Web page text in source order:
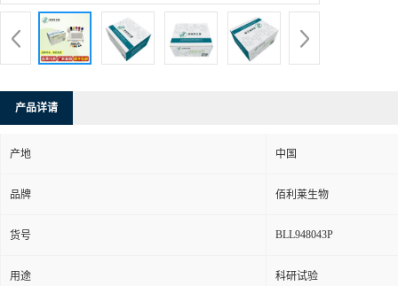
产品详请
产地 中国
品牌 佰利莱生物
货号 BLL948043P
用途 科研试验